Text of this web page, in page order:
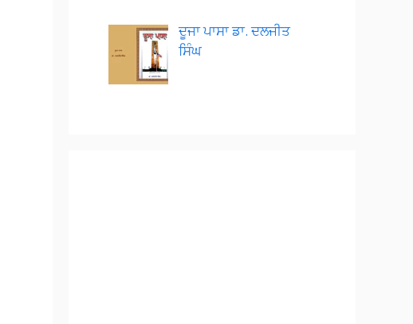
ਦੂਜਾ ਪਾਸਾ ਡਾ. ਦਲਜੀਤ
ਸਿੰਘ